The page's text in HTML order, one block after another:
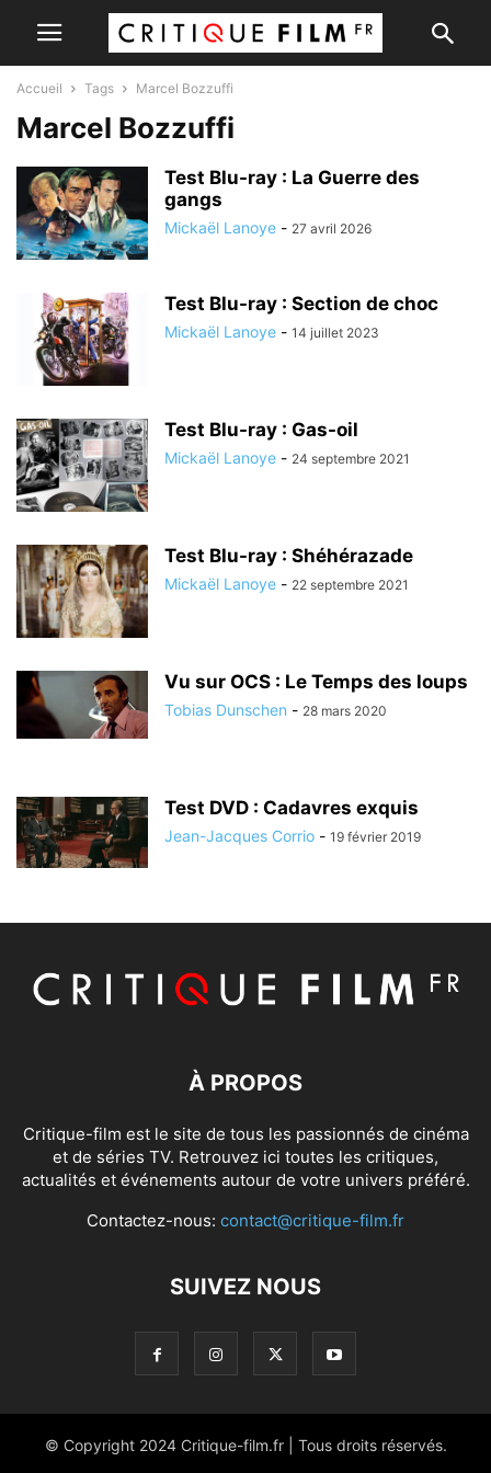
Accueil Tags Marcel Bozzuffi
Marcel Bozzuffi
Test Blu-ray : La Guerre des
gangs
Mickaël Lanoye - 27 avril 2026
Test Blu-ray : Section de choc
Mickaël Lanoye - 14 juillet 2023
Test Blu-ray : Gas-oil
Mickaël Lanoye - 24 septembre 2021
Test Blu-ray : Shéhérazade
Mickaël Lanoye - 22 septembre 2021
Vu sur OCS : Le Temps des loups
Tobias Dunschen - 28 mars 2020
Test DVD : Cadavres exquis
Jean-Jacques Corrio - 19 février 2019
À PROPOS
Critique-film est le site de tous les passionnés de cinéma
et de séries TV. Retrouvez ici toutes les critiques,
actualités et événements autour de votre univers préféré.
Contactez-nous: contact@critique-film.fr
SUIVEZ NOUS
© Copyright 2024 Critique-film.fr | Tous droits réservés.